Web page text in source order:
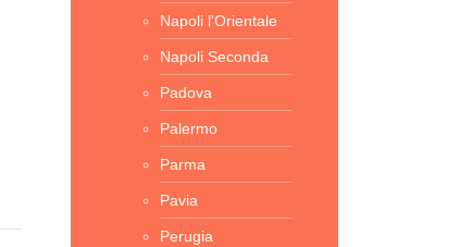
Napoli l'Orientale
Napoli Seconda
Padova
Palermo
Parma
Pavia
Perugia